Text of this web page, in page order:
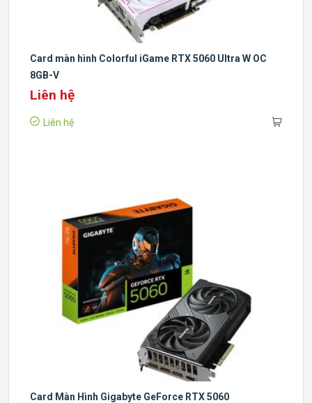
Card màn hình Colorful iGame RTX 5060 Ultra W OC
8GB-V
Liên hệ
Liên hệ
Card Màn Hình Gigabyte GeForce RTX 5060